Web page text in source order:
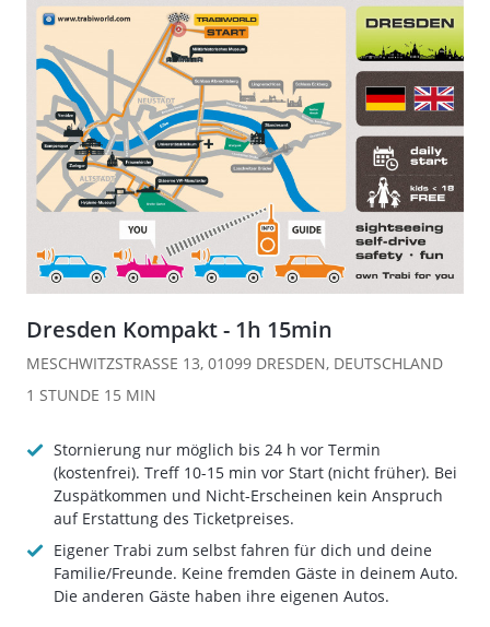
Dresden Kompakt - 1h 15min
MESCHWITZSTRASSE 13, 01099 DRESDEN, DEUTSCHLAND
1 STUNDE 15 MIN
Stornierung nur möglich bis 24 h vor Termin
(kostenfrei). Treff 10-15 min vor Start (nicht früher). Bei
Zuspätkommen und Nicht-Erscheinen kein Anspruch
auf Erstattung des Ticketpreises.
Eigener Trabi zum selbst fahren für dich und deine
Familie/Freunde. Keine fremden Gäste in deinem Auto.
Die anderen Gäste haben ihre eigenen Autos.